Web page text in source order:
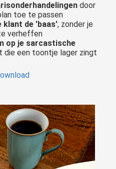
door
toe te passen
klant de 'baas', zonder je
verheffen
op je sarcastische
die een toontje lager zingt